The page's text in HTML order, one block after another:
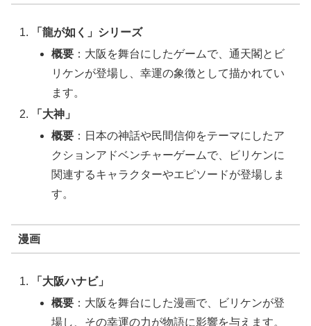
「龍が如く」シリーズ
概要 ：大阪を舞台にしたゲームで、通天閣とビ
リケンが登場し、幸運の象徴として描かれてい
ます。
「大神」
概要 ：日本の神話や民間信仰をテーマにしたア
クションアドベンチャーゲームで、ビリケンに
関連するキャラクターやエピソードが登場しま
す。
漫画
「大阪ハナビ」
概要 ：大阪を舞台にした漫画で、ビリケンが登
場し、その幸運の力が物語に影響を与えます。